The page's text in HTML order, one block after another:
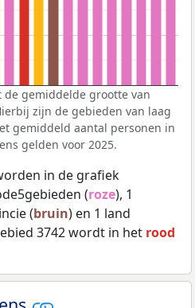
de gemiddelde grootte van
zijn de gebieden van laag
gemiddeld aantal personen in
gelden voor 2025.
in de grafiek
(roze), 1
(bruin) en 1 land
3742 wordt in het rood